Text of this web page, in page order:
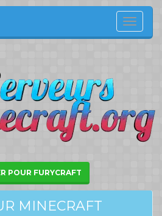
Menu
de
POUR FURYCRAFT
MINECRAFT